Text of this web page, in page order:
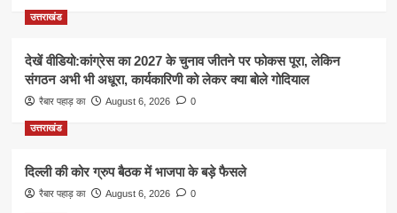
उत्तराखंड
देखें वीडियो:कांग्रेस का 2027 के चुनाव जीतने पर फोकस पूरा, लेकिन
संगठन अभी भी अधूरा, कार्यकारिणी को लेकर क्या बोले गोदियाल
रैबार पहाड़ का August 6, 2026 0
उत्तराखंड
दिल्ली की कोर ग्रुप बैठक में भाजपा के बड़े फैसले
रैबार पहाड़ का August 6, 2026 0